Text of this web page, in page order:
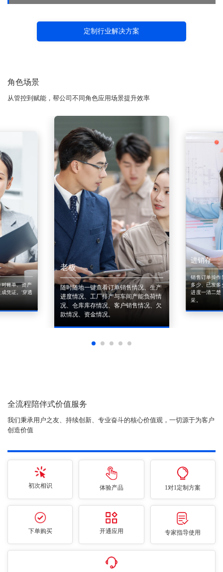
定制行业解决方案
角色场景
从管控到赋能，帮公司不同角色应用场景提升效率
账单、资产
凭证。'穿透
老板
随时随地一键查看订单销售情况、生产
进度情况、工厂排产与车间产能负荷情
况、仓库库存情况、客户销售情况、欠
款情况、资金情况。
进销存
销售订单操作
多少、已发多
进度一清二楚
采。
全流程陪伴式价值服务
我们秉承用户之友、持续创新、专业奋斗的核心价值观，一切源于为客户
创造价值
初次相识 体验产品 1对1定制方案
下单购买 开通应用 专家指导使用